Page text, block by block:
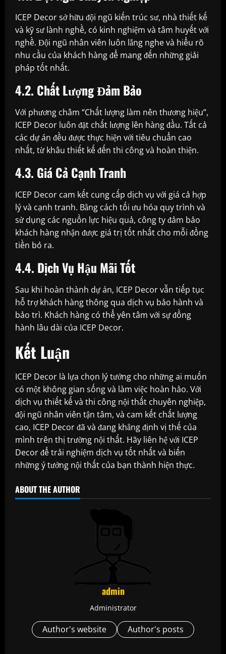
ICEP Decor sở hữu đội ngũ kiến trúc sư, nhà thiết kế
và kỹ sư lành nghề, có kinh nghiệm và tâm huyết với
nghề. Đội ngũ nhân viên luôn lắng nghe và hiểu rõ
nhu cầu của khách hàng để mang đến những giải
pháp tốt nhất.
4.2. Chất Lượng Đảm Bảo
Với phương châm “Chất lượng làm nên thương hiệu”,
ICEP Decor luôn đặt chất lượng lên hàng đầu. Tất cả
các dự án đều được thực hiện với tiêu chuẩn cao
nhất, từ khâu thiết kế đến thi công và hoàn thiện.
4.3. Giá Cả Cạnh Tranh
ICEP Decor cam kết cung cấp dịch vụ với giá cả hợp
lý và cạnh tranh. Bằng cách tối ưu hóa quy trình và
sử dụng các nguồn lực hiệu quả, công ty đảm bảo
khách hàng nhận được giá trị tốt nhất cho mỗi đồng
tiền bỏ ra.
4.4. Dịch Vụ Hậu Mãi Tốt
Sau khi hoàn thành dự án, ICEP Decor vẫn tiếp tục
hỗ trợ khách hàng thông qua dịch vụ bảo hành và
bảo trì. Khách hàng có thể yên tâm với sự đồng
hành lâu dài của ICEP Decor.
Kết Luận
ICEP Decor là lựa chọn lý tưởng cho những ai muốn
có một không gian sống và làm việc hoàn hảo. Với
dịch vụ thiết kế và thi công nội thất chuyên nghiệp,
đội ngũ nhân viên tận tâm, và cam kết chất lượng
cao, ICEP Decor đã và đang khẳng định vị thế của
mình trên thị trường nội thất. Hãy liên hệ với ICEP
Decor để trải nghiệm dịch vụ tốt nhất và biến
những ý tưởng nội thất của bạn thành hiện thực.
ABOUT THE AUTHOR
admin
Administrator
Author's website Author's posts